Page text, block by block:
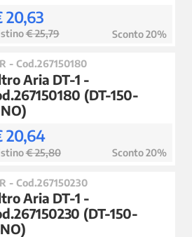
20,63
€ 25,79 Sconto 20%
- Cod.267150180
Aria DT-1 -
(DT-150-
20,64
€ 25,80 Sconto 20%
- Cod.267150230
Aria DT-1 -
(DT-150-